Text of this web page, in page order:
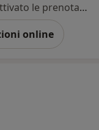
Questo dottore non ha ancora attivato le prenotazioni online presso questo indirizzo.
online